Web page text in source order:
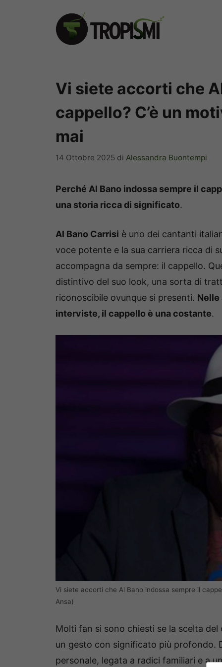
Vi siete accorti che
cappello? C’è un
mai
14 Ottobre 2025 di Alessandra Buontempi
Perché Al Bano indossa sempre il
una storia ricca di significato.
Al Bano Carrisi è uno dei cantanti
voce potente e la sua carriera ricca di
accompagna da sempre: il cappello.
distintivo del suo look, una sorta di
riconoscibile ovunque si presenti. Nelle
interviste, il cappello è una costante.
Vi siete accorti che Al Bano indossa sempre il
Ansa)
Molti fan si sono chiesti se la scelta
un gesto con significato più profondo.
personale, legata a radici familiari e a